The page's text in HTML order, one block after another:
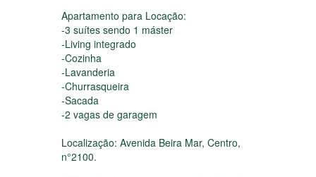
Apartamento para Locação:
-3 suítes sendo 1 máster
-Living integrado
-Cozinha
-Lavanderia
-Churrasqueira
-Sacada
-2 vagas de garagem
Localização: Avenida Beira Mar, Centro,
n°2100.